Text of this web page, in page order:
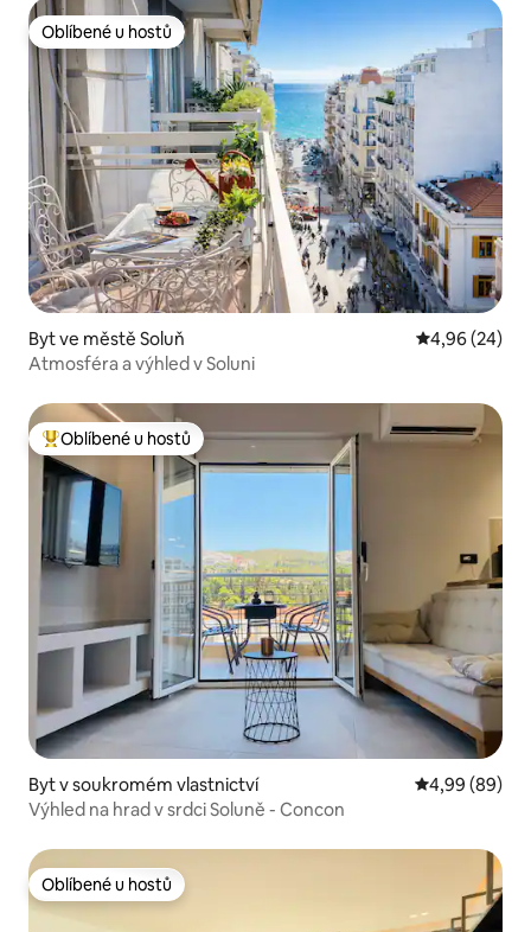
Oblíbené u hostů
Oblíbené u hostů
Byt ve městě Soluň Průměrné
4,96 (24)
Atmosféra a výhled v Soluni
Nejlepší v kategorii Oblíbené u hostů
Oblíbené u hostů
Byt v soukromém vlastnictví Průměrné
4,99 (89)
Výhled na hrad v srdci Soluně - Concon
Oblíbené u hostů
Oblíbené u hostů